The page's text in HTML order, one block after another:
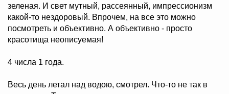
зеленая. И свет мутный, рассеянный, импрессионизм
какой-то нездоровый. Впрочем, на все это можно
посмотреть и объективно. А объективно - просто
красотища неописуемая!
4 числа 1 года.
Весь день летал над водою, смотрел. Что-то не так в